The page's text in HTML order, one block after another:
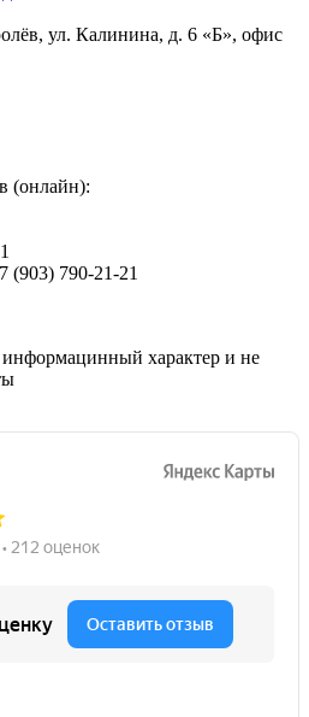
ул. Калинина, д. 6 «Б», офис
(онлайн):
790-21-21
характер и не